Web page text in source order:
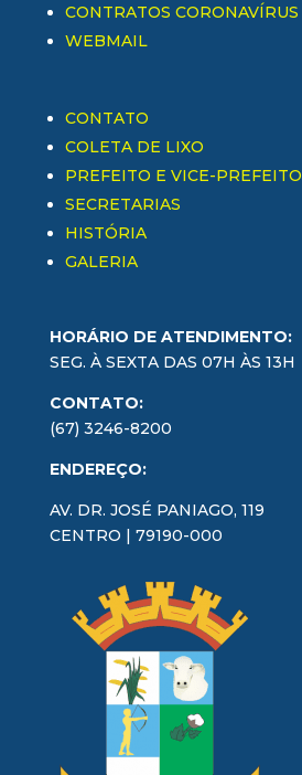
CONTRATOS CORONAVÍRUS
WEBMAIL
CONTATO
COLETA DE LIXO
PREFEITO E VICE-PREFEITO
SECRETARIAS
HISTÓRIA
GALERIA
HORÁRIO DE ATENDIMENTO:
SEG. À SEXTA DAS 07H ÀS 13H
CONTATO:
(67) 3246-8200
ENDEREÇO:
AV. DR. JOSÉ PANIAGO, 119
CENTRO | 79190-000